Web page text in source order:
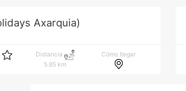
Axarquia)
Distancia
5.85 km
Cómo llegar